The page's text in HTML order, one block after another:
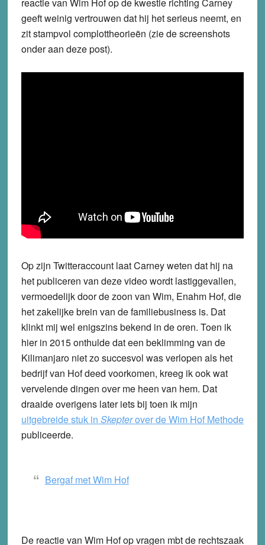
geeft weinig vertrouwen dat hij het serieus neemt, en
zit stampvol complottheorieën (zie de screenshots
onder aan deze post).
Op zijn Twitteraccount laat Carney weten dat hij na
het publiceren van deze video wordt lastiggevallen,
vermoedelijk door de zoon van Wim, Enahm Hof, die
het zakelijke brein van de familiebusiness is. Dat
klinkt mij wel enigszins bekend in de oren. Toen ik
hier in 2015 onthulde dat een beklimming van de
Kilimanjaro niet zo succesvol was verlopen als het
bedrijf van Hof deed voorkomen, kreeg ik ook wat
vervelende dingen over me heen van hem. Dat
draaide overigens later iets bij toen ik mijn
uitgebreide stuk in Skepterover de Wim Hof Methode
publiceerde.
Bergaf met Wim Hof
De reactie van Wim Hof op vragen mbt de rechtszaak